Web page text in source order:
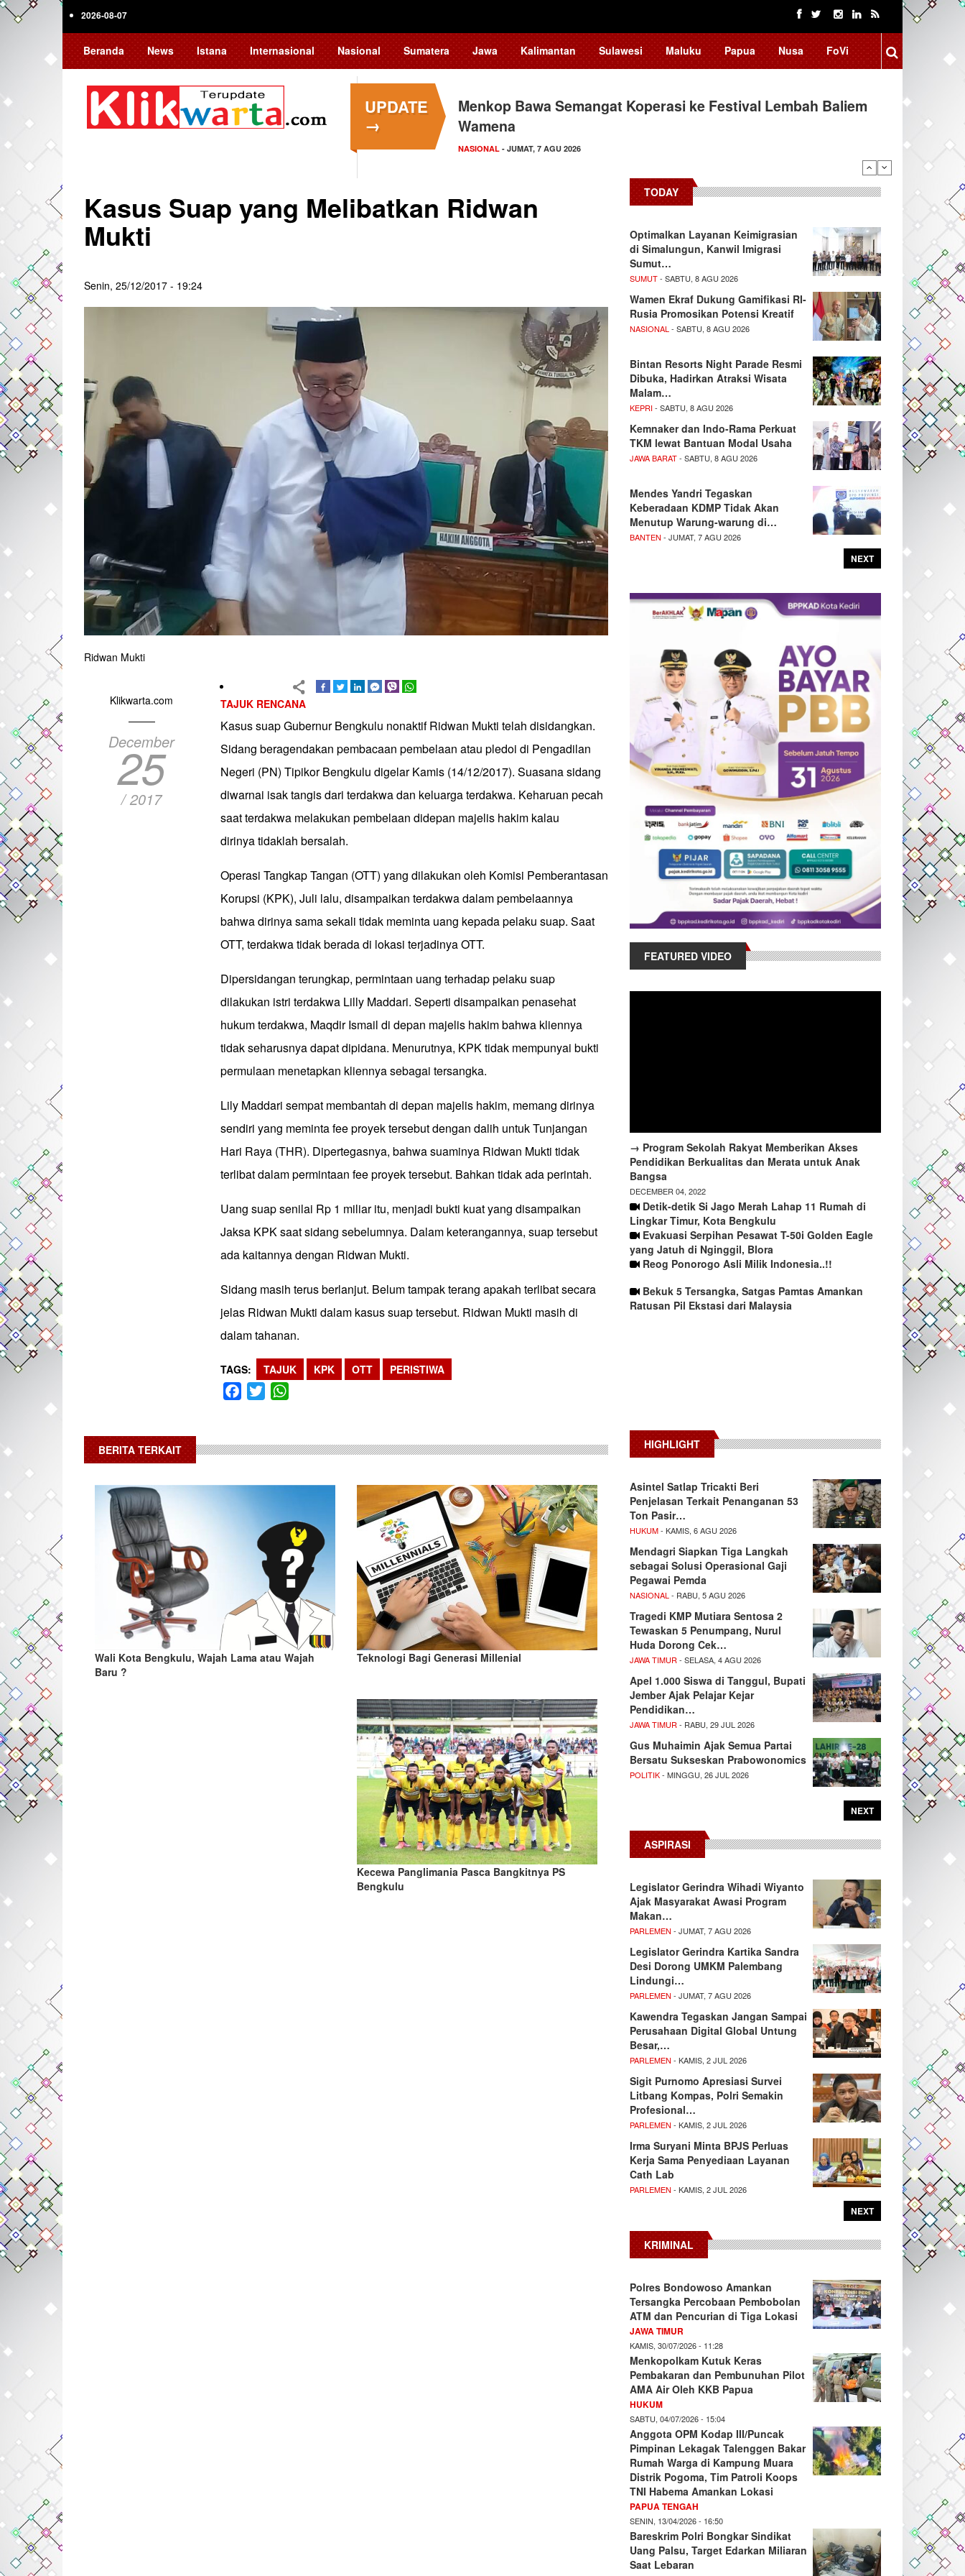
Skip
2026-08-07
Beranda News Istana Internasional Nasional Sumatera Jawa Kalimantan Sulawesi Maluku Papua Nusa FoVi
UPDATE
→
Menkop Bawa Semangat Koperasi ke Festival Lembah Baliem
Wamena
NASIONAL - JUMAT, 7 AGU 2026
Kasus Suap yang Melibatkan Ridwan
Mukti
Senin, 25/12/2017 - 19:24
Ridwan Mukti
Klikwarta.com
December
25
/ 2017
TAJUK RENCANA
Kasus suap Gubernur Bengkulu nonaktif Ridwan Mukti telah disidangkan.
Sidang beragendakan pembacaan pembelaan atau pledoi di Pengadilan
Negeri (PN) Tipikor Bengkulu digelar Kamis (14/12/2017). Suasana sidang
diwarnai isak tangis dari terdakwa dan keluarga terdakwa. Keharuan pecah
saat terdakwa melakukan pembelaan didepan majelis hakim kalau
dirinya tidaklah bersalah.
Operasi Tangkap Tangan (OTT) yang dilakukan oleh Komisi Pemberantasan
Korupsi (KPK), Juli lalu, disampaikan terdakwa dalam pembelaannya
bahwa dirinya sama sekali tidak meminta uang kepada pelaku suap. Saat
OTT, terdakwa tidak berada di lokasi terjadinya OTT.
Dipersidangan terungkap, permintaan uang terhadap pelaku suap
dilakukan istri terdakwa Lilly Maddari. Seperti disampaikan penasehat
hukum terdakwa, Maqdir Ismail di depan majelis hakim bahwa kliennya
tidak seharusnya dapat dipidana. Menurutnya, KPK tidak mempunyai bukti
permulaan menetapkan kliennya sebagai tersangka.
Lily Maddari sempat membantah di depan majelis hakim, memang dirinya
sendiri yang meminta fee proyek tersebut dengan dalih untuk Tunjangan
Hari Raya (THR). Dipertegasnya, bahwa suaminya Ridwan Mukti tidak
terlibat dalam permintaan fee proyek tersebut. Bahkan tidak ada perintah.
Uang suap senilai Rp 1 miliar itu, menjadi bukti kuat yang disampaikan
Jaksa KPK saat sidang sebelumnya. Dalam keterangannya, suap tersebut
ada kaitannya dengan Ridwan Mukti.
Sidang masih terus berlanjut. Belum tampak terang apakah terlibat secara
jelas Ridwan Mukti dalam kasus suap tersebut. Ridwan Mukti masih di
dalam tahanan.
TAGS TAJUK KPK OTT PERISTIWA
Facebook
Twitter
BERITA TERKAIT
Wali Kota Bengkulu, Wajah Lama atau Wajah
Baru ?
Teknologi Bagi Generasi Millenial
Kecewa Panglimania Pasca Bangkitnya PS
Bengkulu
TODAY
Optimalkan Layanan Keimigrasian
di Simalungun, Kanwil Imigrasi
Sumut…
SUMUT- SABTU, 8 AGU 2026
Wamen Ekraf Dukung Gamifikasi RI-
Rusia Promosikan Potensi Kreatif
NASIONAL - SABTU, 8 AGU 2026
Bintan Resorts Night Parade Resmi
Dibuka, Hadirkan Atraksi Wisata
Malam…
KEPRI- SABTU, 8 AGU 2026
Kemnaker dan Indo-Rama Perkuat
TKM lewat Bantuan Modal Usaha
JAWA BARAT- SABTU, 8 AGU 2026
Mendes Yandri Tegaskan
Keberadaan KDMP Tidak Akan
Menutup Warung-warung di…
BANTEN - JUMAT, 7 AGU 2026
NEXT
FEATURED VIDEO
→ Program Sekolah Rakyat Memberikan Akses
Pendidikan Berkualitas dan Merata untuk Anak
Bangsa
DECEMBER 04, 2022
Detik-detik Si Jago Merah Lahap 11 Rumah di
Lingkar Timur, Kota Bengkulu
Evakuasi Serpihan Pesawat T-50i Golden Eagle
yang Jatuh di Nginggil, Blora
Reog Ponorogo Asli Milik Indonesia..!!
Bekuk 5 Tersangka, Satgas Pamtas Amankan
Ratusan Pil Ekstasi dari Malaysia
HIGHLIGHT
Asintel Satlap Tricakti Beri
Penjelasan Terkait Penanganan 53
Ton Pasir…
HUKUM- KAMIS, 6 AGU 2026
Mendagri Siapkan Tiga Langkah
sebagai Solusi Operasional Gaji
Pegawai Pemda
NASIONAL - RABU, 5 AGU 2026
Tragedi KMP Mutiara Sentosa 2
Tewaskan 5 Penumpang, Nurul
Huda Dorong Cek…
JAWA TIMUR - SELASA, 4 AGU 2026
Apel 1.000 Siswa di Tanggul, Bupati
Jember Ajak Pelajar Kejar
Pendidikan…
JAWA TIMUR - RABU, 29 JUL 2026
Gus Muhaimin Ajak Semua Partai
Bersatu Sukseskan Prabowonomics
POLITIK- MINGGU, 26 JUL 2026
NEXT
ASPIRASI
Legislator Gerindra Wihadi Wiyanto
Ajak Masyarakat Awasi Program
Makan…
PARLEMEN - JUMAT, 7 AGU 2026
Legislator Gerindra Kartika Sandra
Desi Dorong UMKM Palembang
Lindungi…
PARLEMEN - JUMAT, 7 AGU 2026
Kawendra Tegaskan Jangan Sampai
Perusahaan Digital Global Untung
Besar,…
PARLEMEN - KAMIS, 2 JUL 2026
Sigit Purnomo Apresiasi Survei
Litbang Kompas, Polri Semakin
Profesional…
PARLEMEN - KAMIS, 2 JUL 2026
Irma Suryani Minta BPJS Perluas
Kerja Sama Penyediaan Layanan
Cath Lab
PARLEMEN - KAMIS, 2 JUL 2026
NEXT
KRIMINAL
Polres Bondowoso Amankan
Tersangka Percobaan Pembobolan
ATM dan Pencurian di Tiga Lokasi
JAWA TIMUR
KAMIS, 30/07/2026 - 11:28
Menkopolkam Kutuk Keras
Pembakaran dan Pembunuhan Pilot
AMA Air Oleh KKB Papua
HUKUM
SABTU, 04/07/2026 - 15:04
Anggota OPM Kodap III/Puncak
Pimpinan Lekagak Talenggen Bakar
Rumah Warga di Kampung Muara
Distrik Pogoma, Tim Patroli Koops
TNI Habema Amankan Lokasi
PAPUA TENGAH
SENIN, 13/04/2026 - 16:50
Bareskrim Polri Bongkar Sindikat
Uang Palsu, Target Edarkan Miliaran
Saat Lebaran